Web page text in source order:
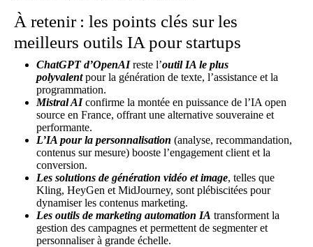
À retenir : les points clés sur les
meilleurs outils IA pour startups
ChatGPT d’OpenAIreste l’outil IA le plus
polyvalentpour la génération de texte, l’assistance et la
programmation.
Mistral AIconfirme la montée en puissance de l’IA open
source en France, offrant une alternative souveraine et
performante.
L’IA pour la personnalisation (analyse, recommandation,
contenus sur mesure) booste l’engagement client et la
conversion.
Les solutions de génération vidéo et image, telles que
Kling, HeyGen et MidJourney, sont plébiscitées pour
dynamiser les contenus marketing.
Les outils de marketing automation IA transforment la
gestion des campagnes et permettent de segmenter et
personnaliser à grande échelle.